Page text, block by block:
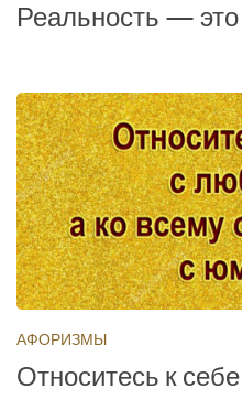
Реальность —
АФОРИЗМЫ
Относитесь к